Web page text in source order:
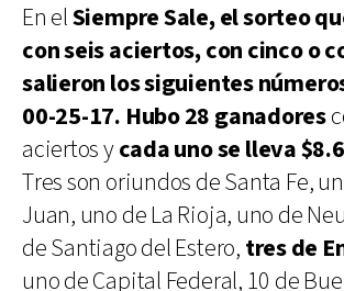
En elSiempre Sale, el sorteo
con seis aciertos, con cinco o
salieron los siguientes
00-25-17. Hubo 28 ganadores
aciertos ycada uno se lleva
Tres son oriundos de Santa Fe,
Juan, uno de La Rioja, uno de
de Santiago del Estero, tres de
uno de Capital Federal, 10 de